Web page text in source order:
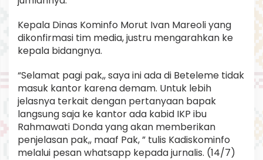
Kepala Dinas Kominfo Morut Ivan Mareoli yang
dikonfirmasi tim media, justru mengarahkan ke
kepala bidangnya.
“Selamat pagi pak,, saya ini ada di Beteleme tidak
masuk kantor karena demam. Untuk lebih
jelasnya terkait dengan pertanyaan bapak
langsung saja ke kantor ada kabid IKP ibu
Rahmawati Donda yang akan memberikan
penjelasan pak,, maaf Pak, ” tulis Kadiskominfo
melalui pesan whatsapp kepada jurnalis. (14/7)